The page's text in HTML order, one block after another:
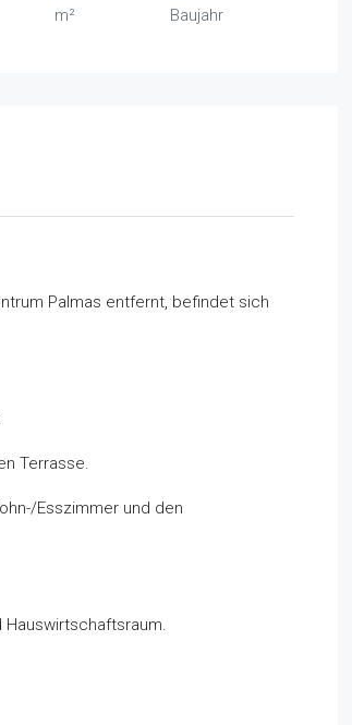
m² Baujahr
Palmas entfernt, befindet sich
Terrasse.
Esszimmer und den